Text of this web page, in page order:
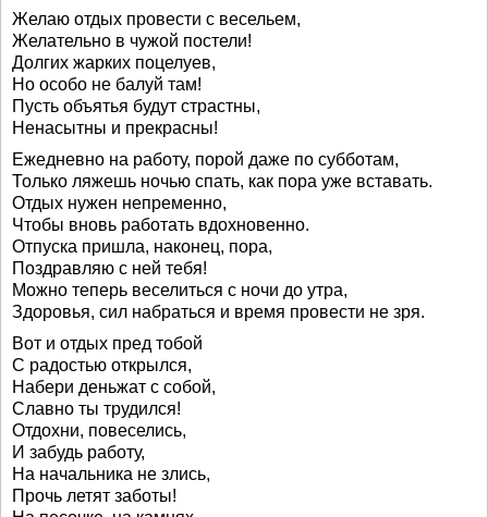
Желаю отдых провести с весельем,
Желательно в чужой постели!
Долгих жарких поцелуев,
Но особо не балуй там!
Пусть объятья будут страстны,
Ненасытны и прекрасны!
Ежедневно на работу, порой даже по субботам,
Только ляжешь ночью спать, как пора уже вставать.
Отдых нужен непременно,
Чтобы вновь работать вдохновенно.
Отпуска пришла, наконец, пора,
Поздравляю с ней тебя!
Можно теперь веселиться с ночи до утра,
Здоровья, сил набраться и время провести не зря.
Вот и отдых пред тобой
С радостью открылся,
Набери деньжат с собой,
Славно ты трудился!
Отдохни, повеселись,
И забудь работу,
На начальника не злись,
Прочь летят заботы!